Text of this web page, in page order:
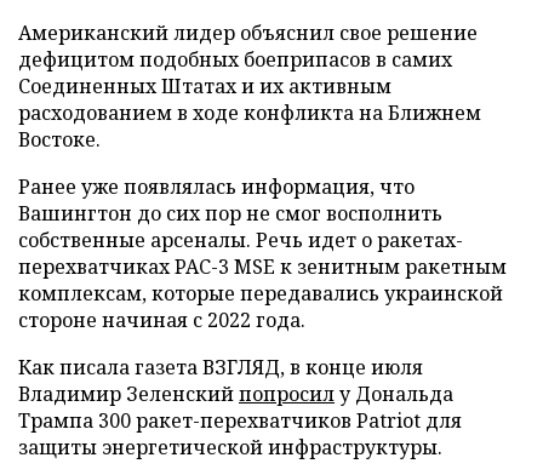
Американский лидер объяснил свое решение
дефицитом подобных боеприпасов в самих
Соединенных Штатах и их активным
расходованием в ходе конфликта на Ближнем
Востоке.
Ранее уже появлялась информация, что
Вашингтон до сих пор не смог восполнить
собственные арсеналы. Речь идет о ракетах-
перехватчиках PAC-3 MSE к зенитным ракетным
комплексам, которые передавались украинской
стороне начиная с 2022 года.
Как писала газета ВЗГЛЯД, в конце июля
Владимир Зеленскийпопросилу Дональда
Трампа 300 ракет-перехватчиков Patriot для
защиты энергетической инфраструктуры.